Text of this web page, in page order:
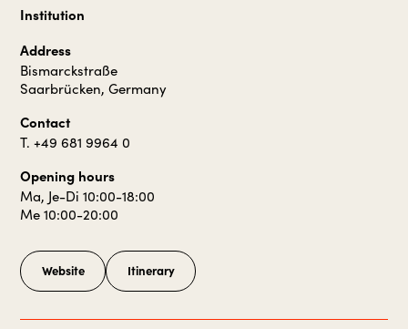
Institution
Address
Bismarckstraße
Saarbrücken, Germany
Contact
T. +49 681 9964 0
Opening hours
Ma, Je-Di 10:00-18:00
Me 10:00-20:00
Website Itinerary